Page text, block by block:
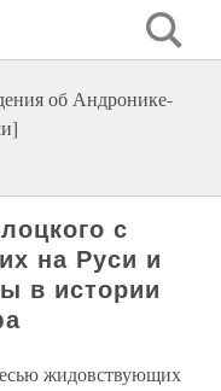
об Андронике-
с
на Руси и
в истории
жидовствующих